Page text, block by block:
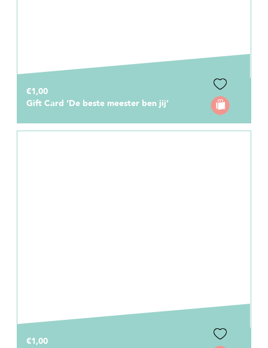
€1,00
Gift Card ‘De beste meester ben jij’
€1,00